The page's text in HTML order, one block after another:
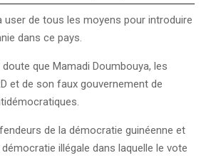
user de tous les moyens pour introduire
dans ce pays.
doute que Mamadi Doumbouya, les
et de son faux gouvernement de
de la démocratie guinéenne et
illégale dans laquelle le vote